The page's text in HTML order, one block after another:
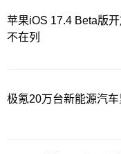
苹果iOS 17.4 Beta版
不在列
极氪20万台新能源汽